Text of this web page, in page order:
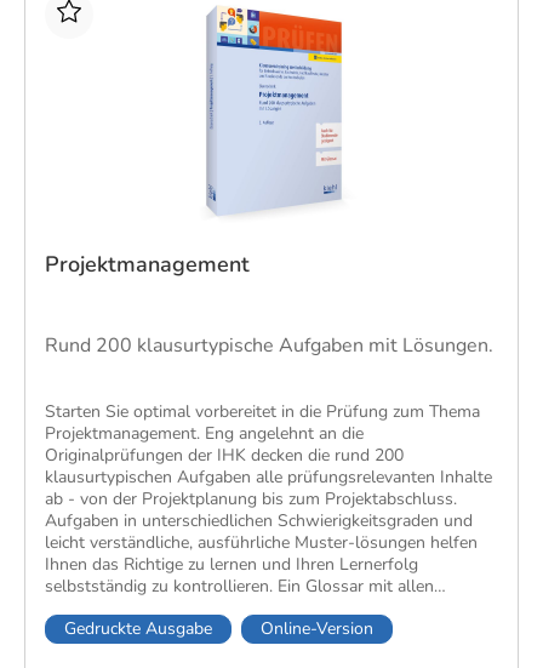
Projektmanagement
Rund 200 klausurtypische Aufgaben mit Lösungen.
Starten Sie optimal vorbereitet in die Prüfung zum Thema
Projektmanagement. Eng angelehnt an die
Originalprüfungen der IHK decken die rund 200
klausurtypischen Aufgaben alle prüfungsrelevanten Inhalte
ab - von der Projektplanung bis zum Projektabschluss.
Aufgaben in unterschiedlichen Schwierigkeitsgraden und
leicht verständliche, ausführliche Muster-lösungen helfen
Ihnen das Richtige zu lernen und Ihren Lernerfolg
selbstständig zu kontrollieren. Ein Glossar mit allen
Mit der Kombination aus Aufgaben, Lösungen und
nützlichen Prüfungstipps bereiten Sie sich zielgenau vor
Gedruckte Ausgabe Online-Version